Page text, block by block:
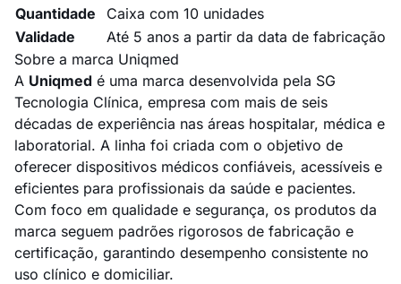
Quantidade
Caixa com 10 unidades
Validade
Até 5 anos a partir da data de fabricação
Sobre a marca Uniqmed
A Uniqmed é uma marca desenvolvida pela SG
Tecnologia Clínica, empresa com mais de seis
décadas de experiência nas áreas hospitalar, médica e
laboratorial. A linha foi criada com o objetivo de
oferecer dispositivos médicos confiáveis, acessíveis e
eficientes para profissionais da saúde e pacientes.
Com foco em qualidade e segurança, os produtos da
marca seguem padrões rigorosos de fabricação e
certificação, garantindo desempenho consistente no
uso clínico e domiciliar.